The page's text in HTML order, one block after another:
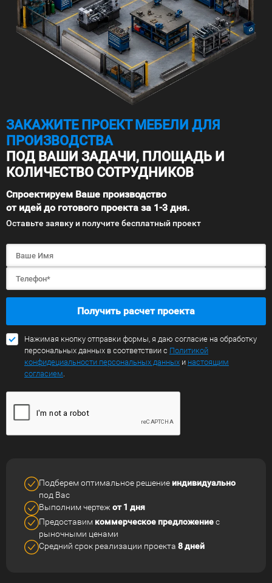
ЗАКАЖИТЕ ПРОЕКТ МЕБЕЛИ ДЛЯ
ПРОИЗВОДСТВА
ПОД ВАШИ ЗАДАЧИ, ПЛОЩАДЬ И
КОЛИЧЕСТВО СОТРУДНИКОВ
Спроектируем Ваше производство
от идей до готового проекта за 1-3 дня.
Оставьте заявку и получите бесплатный проект
Получить расчет проекта
Нажимая кнопку отправки формы, я даю согласие на обработку
персональных данных в соответствии с Политикой
конфидециальности персональных данных и настоящим
согласием
Подберем оптимальное решение индивидуально
под Вас
Выполним чертеж от 1 дня
Предоставим коммерческое предложениес
рыночными ценами
Средний срок реализации проекта 8 дней